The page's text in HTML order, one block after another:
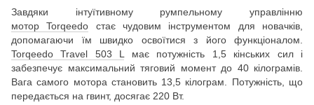
Завдяки інтуїтивному румпельному управлінню
мотор Torqeedo стає чудовим інструментом для новачків,
допомагаючи їм швидко освоїтися з його функціоналом.
Torqeedo Travel 503 Lмає потужність 1,5 кінських сил і
забезпечує максимальний тяговий момент до 40 кілограмів.
Вага самого мотора становить 13,5 кілограм. Потужність, що
передається на гвинт, досягає 220 Вт.